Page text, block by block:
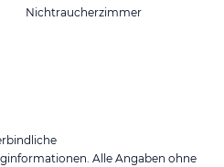
Nichtraucherzimmer
Alle Angaben ohne